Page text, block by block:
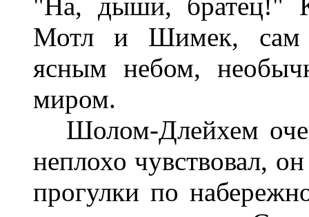
Мотл и Шимек, сам
ясным небом,
миром.
Шолом-Длейхем
неплохо чувствовал,
прогулки по